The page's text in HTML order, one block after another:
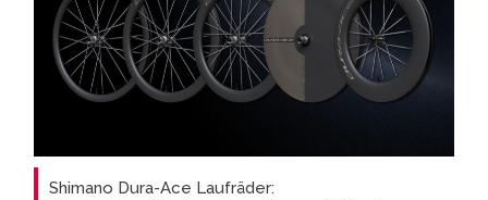
Shimano Dura-Ace Laufräder: